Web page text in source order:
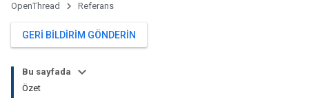
OpenThread Referans
GERI BILDIRIM GÖNDERIN
Bu sayfada
Özet